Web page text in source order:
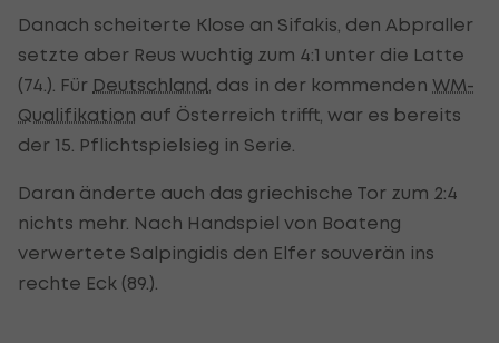
Danach scheiterte Klose an Sifakis, den Abpraller
setzte aber Reus wuchtig zum 4:1 unter die Latte
(74.). Für Deutschland , das in der kommenden WM-
Qualifikation auf Österreich trifft, war es bereits
der 15. Pflichtspielsieg in Serie.
Daran änderte auch das griechische Tor zum 2:4
nichts mehr. Nach Handspiel von Boateng
verwertete Salpingidis den Elfer souverän ins
rechte Eck (89.).